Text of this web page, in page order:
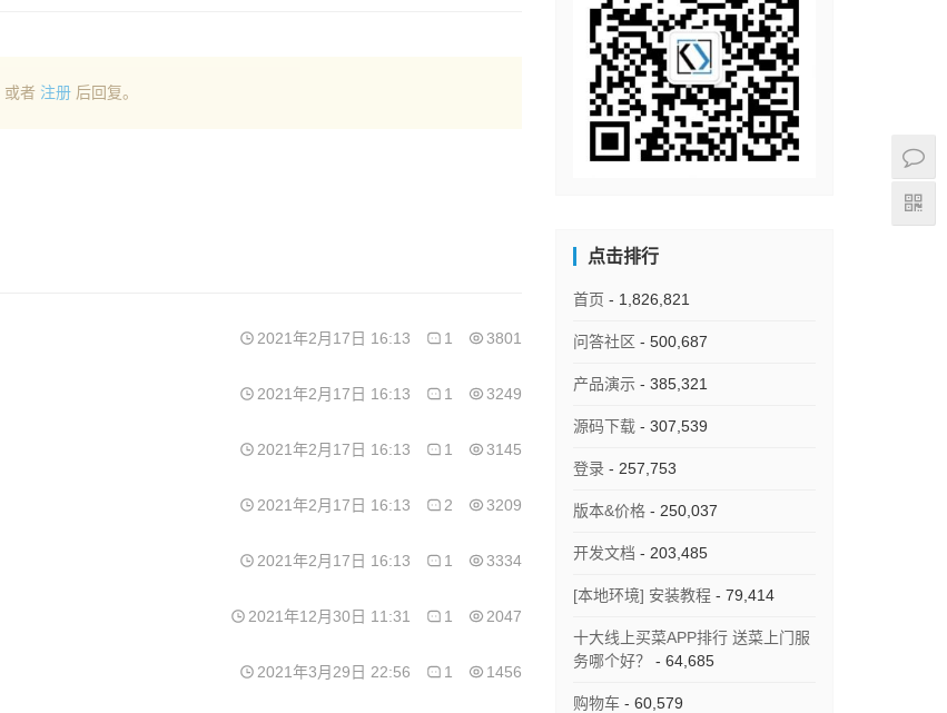
或者 注册 后回复。
2021年2月17日 16:13 1 3801
2021年2月17日 16:13 1 3249
2021年2月17日 16:13 1 3145
2021年2月17日 16:13 2 3209
2021年2月17日 16:13 1 3334
2021年12月30日 11:31 1 2047
2021年3月29日 22:56 1 1456
点击排行
首页 - 1,826,821
问答社区 - 500,687
产品演示 - 385,321
源码下载 - 307,539
登录 - 257,753
版本&价格 - 250,037
开发文档 - 203,485
[本地环境] 安装教程 - 79,414
十大线上买菜APP排行 送菜上门服
务哪个好？
- 64,685
购物车 - 60,579